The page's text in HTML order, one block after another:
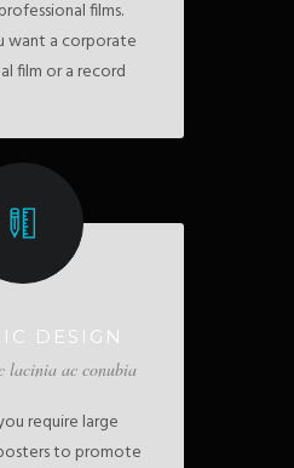
films.
want a corporate
film or a record
DESIGN
lacinia ac conubia
require large
to promote